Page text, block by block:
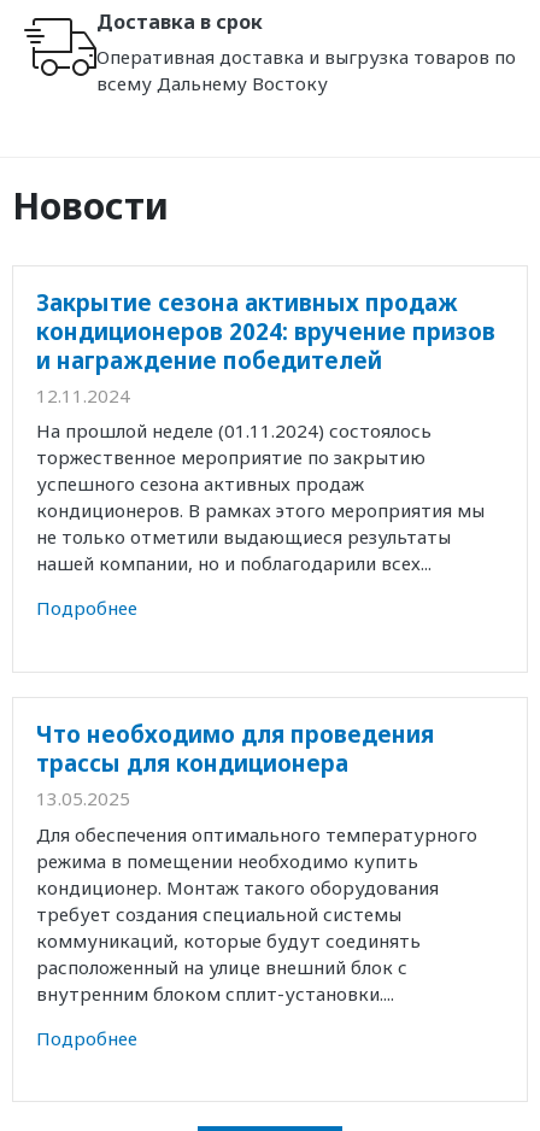
Доставка в срок
Оперативная доставка и выгрузка товаров по
всему Дальнему Востоку
Новости
Закрытие сезона активных продаж
кондиционеров 2024: вручение призов
и награждение победителей
12.11.2024
На прошлой неделе (01.11.2024) состоялось
торжественное мероприятие по закрытию
успешного сезона активных продаж
кондиционеров. В рамках этого мероприятия мы
не только отметили выдающиеся результаты
нашей компании, но и поблагодарили всех...
Подробнее
Что необходимо для проведения
трассы для кондиционера
13.05.2025
Для обеспечения оптимального температурного
режима в помещении необходимо купить
кондиционер. Монтаж такого оборудования
требует создания специальной системы
коммуникаций, которые будут соединять
расположенный на улице внешний блок с
внутренним блоком сплит-установки....
Подробнее